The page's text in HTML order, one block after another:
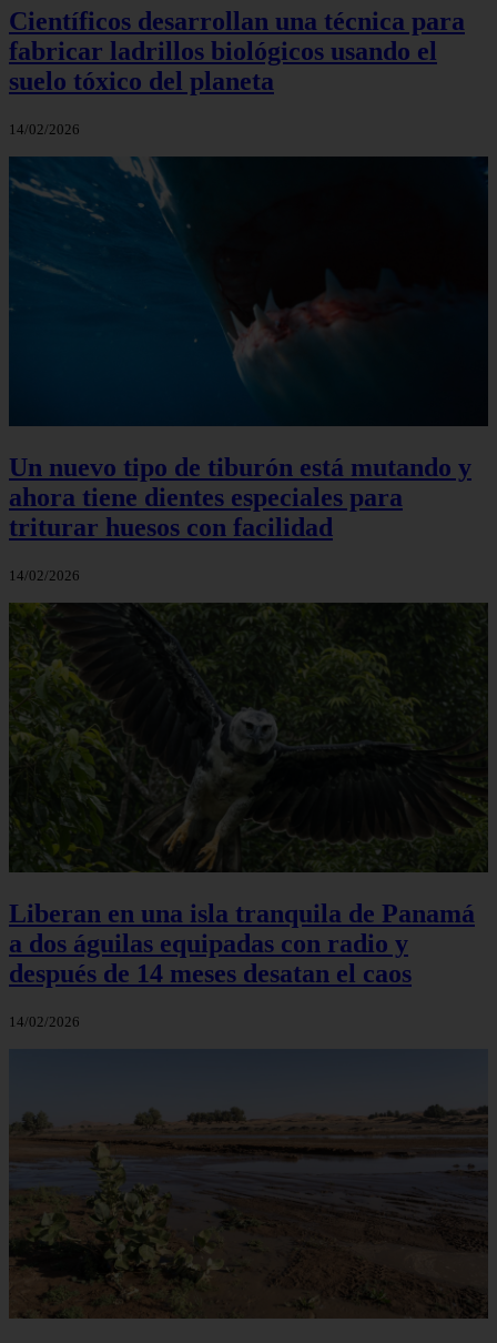
Científicos desarrollan una técnica para
fabricar ladrillos biológicos usando el
suelo tóxico del planeta
14/02/2026
Un nuevo tipo de tiburón está mutando y
ahora tiene dientes especiales para
triturar huesos con facilidad
14/02/2026
Liberan en una isla tranquila de Panamá
a dos águilas equipadas con radio y
después de 14 meses desatan el caos
14/02/2026